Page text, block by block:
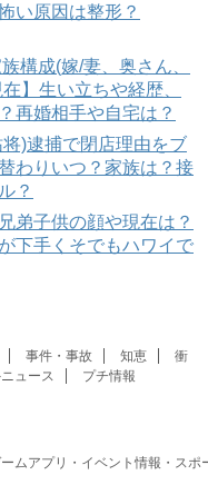
い原因は整形？
構成(嫁/妻、奥さん、
】生い立ちや経歴、
再婚相手や自宅は？
将)逮捕で閉店理由をブ
わりいつ？家族は？接
？
弟子供の顔や現在は？
下手くそでもハワイで
事件・事故 知恵
衝
ュース プチ情報
ムアプリ・イベント情報・スポ